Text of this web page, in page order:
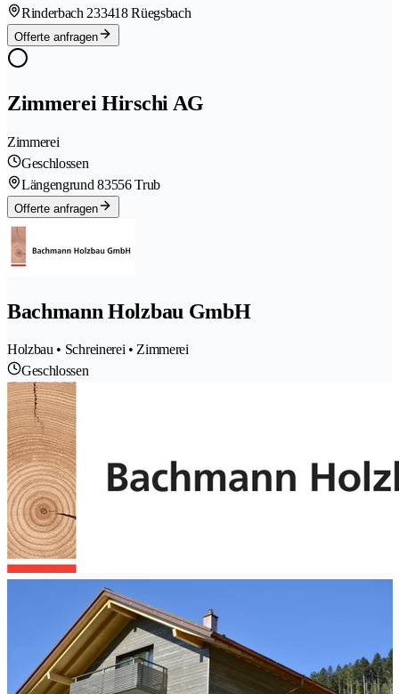
Rinderbach 233418 Rüegsbach
Offerte anfragen
Zimmerei Hirschi AG
Zimmerei
Geschlossen
Längengrund 83556 Trub
Offerte anfragen
Bachmann Holzbau GmbH
Holzbau • Schreinerei • Zimmerei
Geschlossen